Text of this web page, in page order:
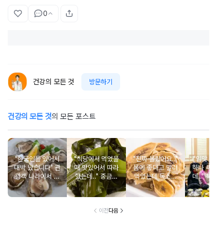
0
건강의 모든 것 방문하기
건강의 모든 것의 모든 포스트
"한국인들 있어서
대박 났습니다" 관
광객 나라에서 남
녀노소 보양식처
럼 먹는 음식
"식당에서 먹었을
때 맛있어서 따라
했는데.." 중금속
싹 다 빠질 줄 몰
랐어요
"진짜 몰랐어요.."
몸에 좋다고 말려
먹었는데 독소를
먹고 있었던 의외
의 음식
"입맛 없
하나 싸
데.." 북
외로 안
건
이전다음